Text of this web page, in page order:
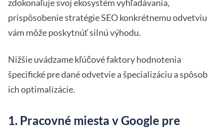
zdokonaľuje svoj ekosystém vyhľadávania,
prispôsobenie stratégie SEO konkrétnemu odvetviu
vám môže poskytnúť silnú výhodu.
Nižšie uvádzame kľúčové faktory hodnotenia
špecifické pre dané odvetvie a špecializáciu a spôsob
ich optimalizácie.
1. Pracovné miesta v Google pre